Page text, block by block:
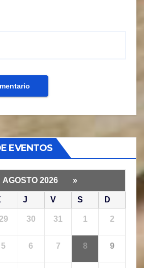
EVENTOS
AGOSTO 2026 »
J V S D
30 31 1 2
5 6 7 8 9